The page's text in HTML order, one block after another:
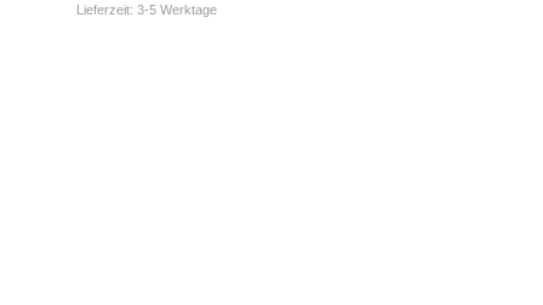
Lieferzeit: 3-5 Werktage